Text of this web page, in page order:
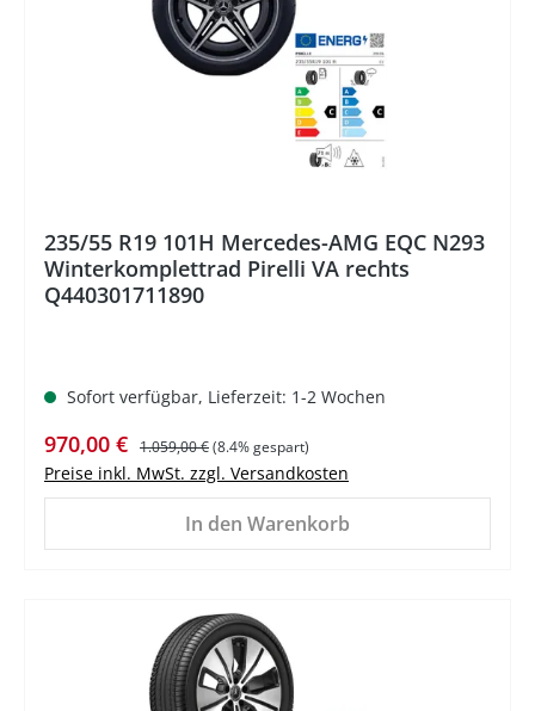
235/55 R19 101H Mercedes-AMG EQC N293
Winterkomplettrad Pirelli VA rechts
Q440301711890
Sofort verfügbar, Lieferzeit: 1-2 Wochen
Verkaufspreis:
970,00 € Regulärer Preis:
1.059,00 €(8.4% gespart)
Preise inkl. MwSt. zzgl. Versandkosten
In den Warenkorb